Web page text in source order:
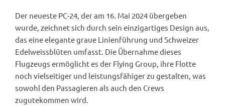
Der neueste PC-24, der am 16. Mai 2024 übergeben
wurde, zeichnet sich durch sein einzigartiges Design aus,
das eine elegante graue Linienführung und Schweizer
Edelweissblüten umfasst. Die Übernahme dieses
Flugzeugs ermöglicht es der Flying Group, ihre Flotte
noch vielseitiger und leistungsfähiger zu gestalten, was
sowohl den Passagieren als auch den Crews
zugutekommen wird.